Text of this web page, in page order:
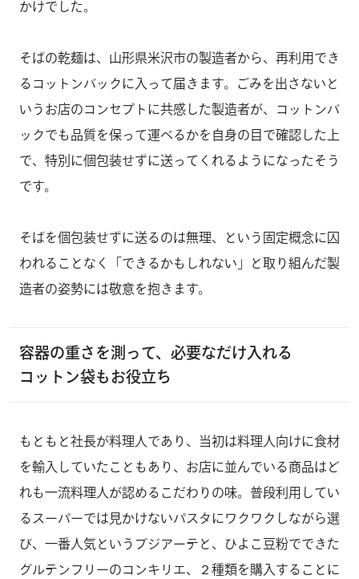
かけでした。
そばの乾麺は、山形県米沢市の製造者から、再利用でき
るコットンバックに入って届きます。ごみを出さないと
いうお店のコンセプトに共感した製造者が、コットンバ
ックでも品質を保って運べるかを自身の目で確認した上
で、特別に個包装せずに送ってくれるようになったそう
です。
そばを個包装せずに送るのは無理、という固定概念に囚
われることなく「できるかもしれない」と取り組んだ製
造者の姿勢には敬意を抱きます。
容器の重さを測って、必要なだけ入れる
コットン袋もお役立ち
もともと社長が料理人であり、当初は料理人向けに食材
を輸入していたこともあり、お店に並んでいる商品はど
れも一流料理人が認めるこだわりの味。普段利用してい
るスーパーでは見かけないパスタにワクワクしながら選
び、一番人気というブジアーテと、ひよこ豆粉でできた
グルテンフリーのコンキリエ、２種類を購入することに